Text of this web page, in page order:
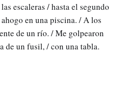
escaleras / hasta el segundo
en una piscina. / A los
de un río. / Me golpearon
de un fusil, / con una tabla.